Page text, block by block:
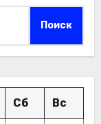
Сб Вс